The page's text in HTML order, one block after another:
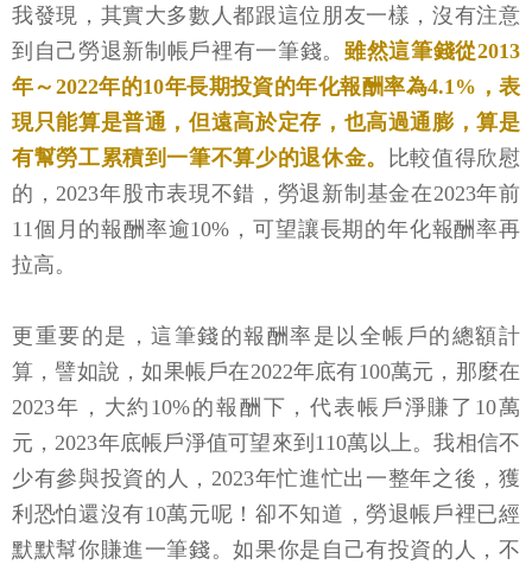
我發現，其實大多數人都跟這位朋友一樣，沒有注意
到自己勞退新制帳戶裡有一筆錢。 雖然這筆錢從2013
年～2022年的10年長期投資的年化報酬率為4.1%，表
現只能算是普通，但遠高於定存，也高過通膨，算是
有幫勞工累積到一筆不算少的退休金。
比較值得欣慰
的，2023年股市表現不錯，勞退新制基金在2023年前
11個月的報酬率逾10%，可望讓長期的年化報酬率再
拉高。
更重要的是，這筆錢的報酬率是以全帳戶的總額計
算，譬如說，如果帳戶在2022年底有100萬元，那麼在
2023年，大約10%的報酬下，代表帳戶淨賺了10萬
元，2023年底帳戶淨值可望來到110萬以上。我相信不
少有參與投資的人，2023年忙進忙出一整年之後，獲
利恐怕還沒有10萬元呢！卻不知道，勞退帳戶裡已經
默默幫你賺進一筆錢。如果你是自己有投資的人，不